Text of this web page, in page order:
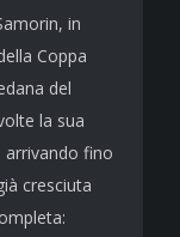
in
Coppa
del
la sua
arrivando fino
cresciuta